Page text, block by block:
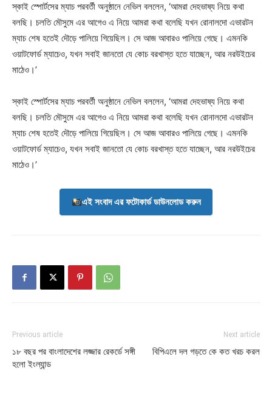
স্কাই স্পোর্টসের ম্যাচ পরবর্তী অনুষ্ঠানে নেভিল বললেন, ‘আমরা দেহভাষ্য নিয়ে কথা
বলছি। চলতি মৌসুমে এর আগেও এ নিয়ে আমরা কথা বলেছি যখন রোনালদো এভারটন
ম্যাচ শেষ হতেই দৌড়ে পালিয়ে গিয়েছিল। সে আজ আবারও পালিয়ে গেছে। এমনকি
ওয়াটফোর্ড ম্যাচেও, যখন সবাই জানতো যে কোচ বরখাস্ত হতে যাচ্ছেন, আর নরউইচের
মাঠেও।’
স্কাই স্পোর্টসের ম্যাচ পরবর্তী অনুষ্ঠানে নেভিল বললেন, ‘আমরা দেহভাষ্য নিয়ে কথা
বলছি। চলতি মৌসুমে এর আগেও এ নিয়ে আমরা কথা বলেছি যখন রোনালদো এভারটন
ম্যাচ শেষ হতেই দৌড়ে পালিয়ে গিয়েছিল। সে আজ আবারও পালিয়ে গেছে। এমনকি
ওয়াটফোর্ড ম্যাচেও, যখন সবাই জানতো যে কোচ বরখাস্ত হতে যাচ্ছেন, আর নরউইচের
মাঠেও।’
এই সংবাদ এর ফটোকার্ড ডাউনলোড করুন
Previous article
১৮ বছর পর বাংলাদেশের লজ্জার রেকর্ডে সঙ্গী
হলো ইংল্যান্ড
Next article
বিপিএলে দল গড়তে কে কত খরচ করল